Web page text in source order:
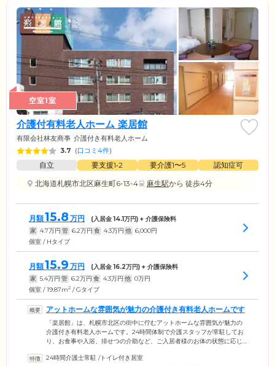
空室1室
介護付有料老人ホーム 楽居館
有限会社林友商亊 介護付き有料老人ホーム
3.7 (口コミ4件)
自立 要支援1•2 要介護1〜5
認知症可
北海道札幌市北区麻生町6-13-4
麻生駅から 徒歩4分
月額15.8 万円 (入居金14.1万円) + 介護保険料
家 4.7万円 管 6.2万円 食 4.3万円 他 6,000円
個室 / Hタイプ
月額15.9 万円 (入居金16.2万円) + 介護保険料
家 5.4万円 管 6.2万円 食 4.3万円 他 0万円
個室 / 19.87m2 / Gタイプ
アットホームな雰囲気が魅力の介護付き有料老人ホームです
「楽居館」は、札幌市北区の街中に佇むアットホームな雰囲気が魅力の
介護付き有料老人ホームです。24時間体制で介護スタッフが常駐してお
り、お食事や入浴、排せつの介助など、ご入居者様のお体の状態に応じ
歩5分と交通アクセスも良好ですので、ご家族様もお気軽にお越しいただ
24時間介護士常駐 /トイレ付き居室